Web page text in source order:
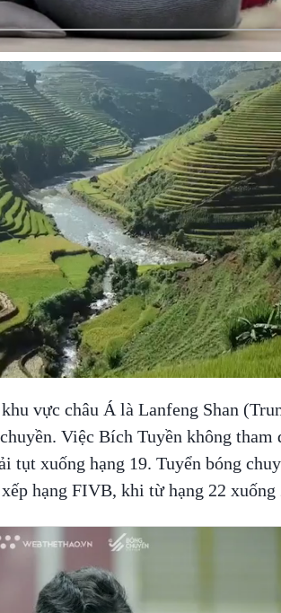
vực châu Á là Lanfeng Shan
Việc Bích Tuyền không tham
tụt xuống hạng 19. Tuyển bóng
hạng FIVB, khi từ hạng 22 xuống